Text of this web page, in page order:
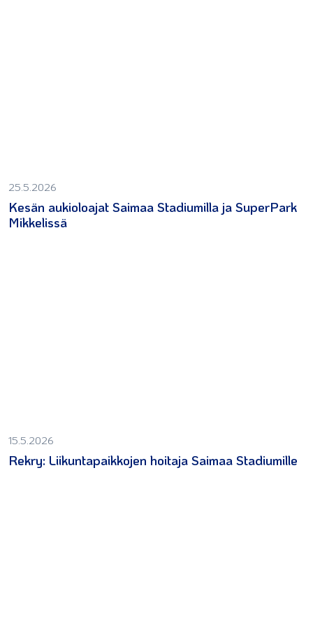
25.5.2026
Kesän aukioloajat Saimaa Stadiumilla ja SuperPark
Mikkelissä
15.5.2026
Rekry: Liikuntapaikkojen hoitaja Saimaa Stadiumille